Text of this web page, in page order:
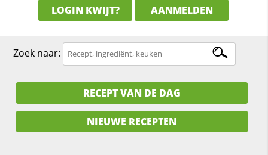
LOGIN KWIJT? AANMELDEN
Zoek naar:
RECEPT VAN DE DAG
NIEUWE RECEPTEN